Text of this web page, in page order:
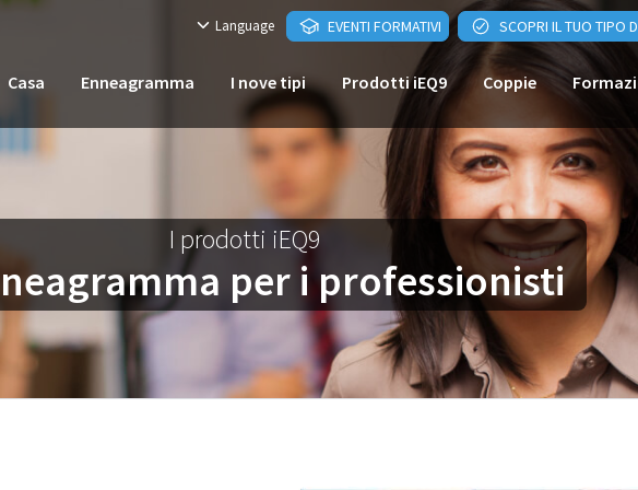
Language EVENTI FORMATIVI SCOPRI IL TUO TIPO
Casa Enneagramma I nove tipi Prodotti iEQ9 Coppie
I prodotti iEQ9
per i professionisti